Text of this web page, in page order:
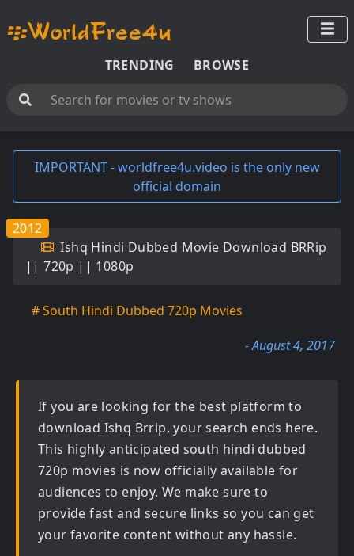
TRENDING BROWSE
IMPORTANT - worldfree4u.video is the only new
official domain
Ishq Hindi Dubbed Movie Download BRRip
|| 720p || 1080p
2012
# South Hindi Dubbed 720p Movies
- August 4, 2017
If you are looking for the best platform to
download Ishq Brrip, your search ends here.
This highly anticipated south hindi dubbed
720p movies is now officially available for
audiences to enjoy. We make sure to
provide fast and secure links so you can get
your favorite content without any hassle.